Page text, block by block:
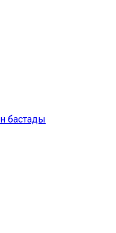
бастады